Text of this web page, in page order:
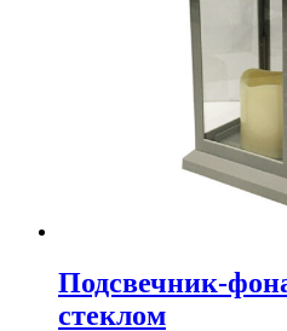
Подсвечник-
стеклом